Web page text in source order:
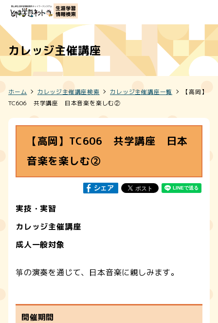
カレッジ主催講座
ホーム カレッジ主催講座検索 カレッジ主催講座一覧
【高岡】
TC606 共学講座 日本音楽を楽しむ②
【高岡】TC606 共学講座 日本
音楽を楽しむ②
実技・実習
カレッジ主催講座
成人一般対象
箏の演奏を通じて、日本音楽に親しみます。
開催期間